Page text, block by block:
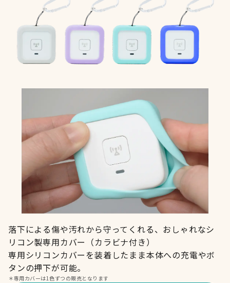
落下による傷や汚れから守ってくれる、おしゃれなシ
リコン製専用カバー（カラビナ付き）
専用シリコンカバーを装着したまま本体への充電やボ
タンの押下が可能。
＊専用カバーは1色ずつの販売となります